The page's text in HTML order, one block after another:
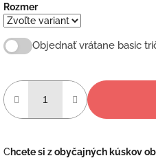
Rozmer
Objednať vrátane basic
Chcete si z obyčajných kúskov